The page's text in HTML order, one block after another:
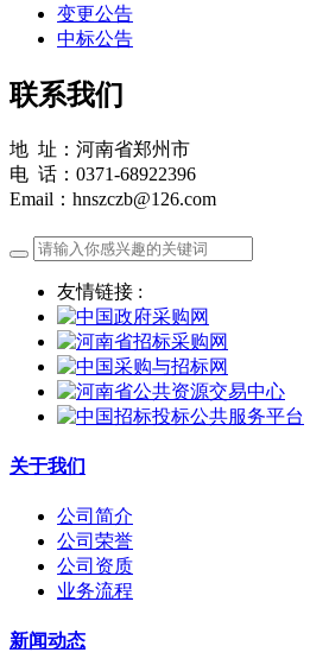
变更公告
中标公告
联系我们
地 址：河南省郑州市
电 话：0371-68922396
Email：hnszczb@126.com
友情链接 :
关于我们
公司简介
公司荣誉
公司资质
业务流程
新闻动态